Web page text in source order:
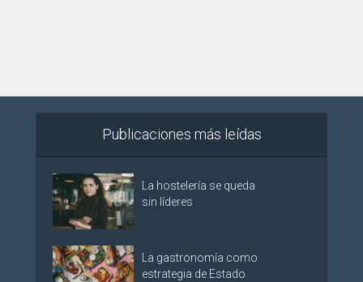
Publicaciones más leídas
La hostelería se queda
sin líderes
La gastronomía como
estrategia de Estado